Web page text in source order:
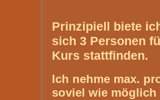
Prinzipiell biete
sich 3 Personen
Kurs stattfinden.
Ich nehme max.
soviel wie möglich